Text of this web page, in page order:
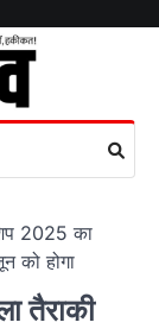
2025 का
को होगा
तैराकी